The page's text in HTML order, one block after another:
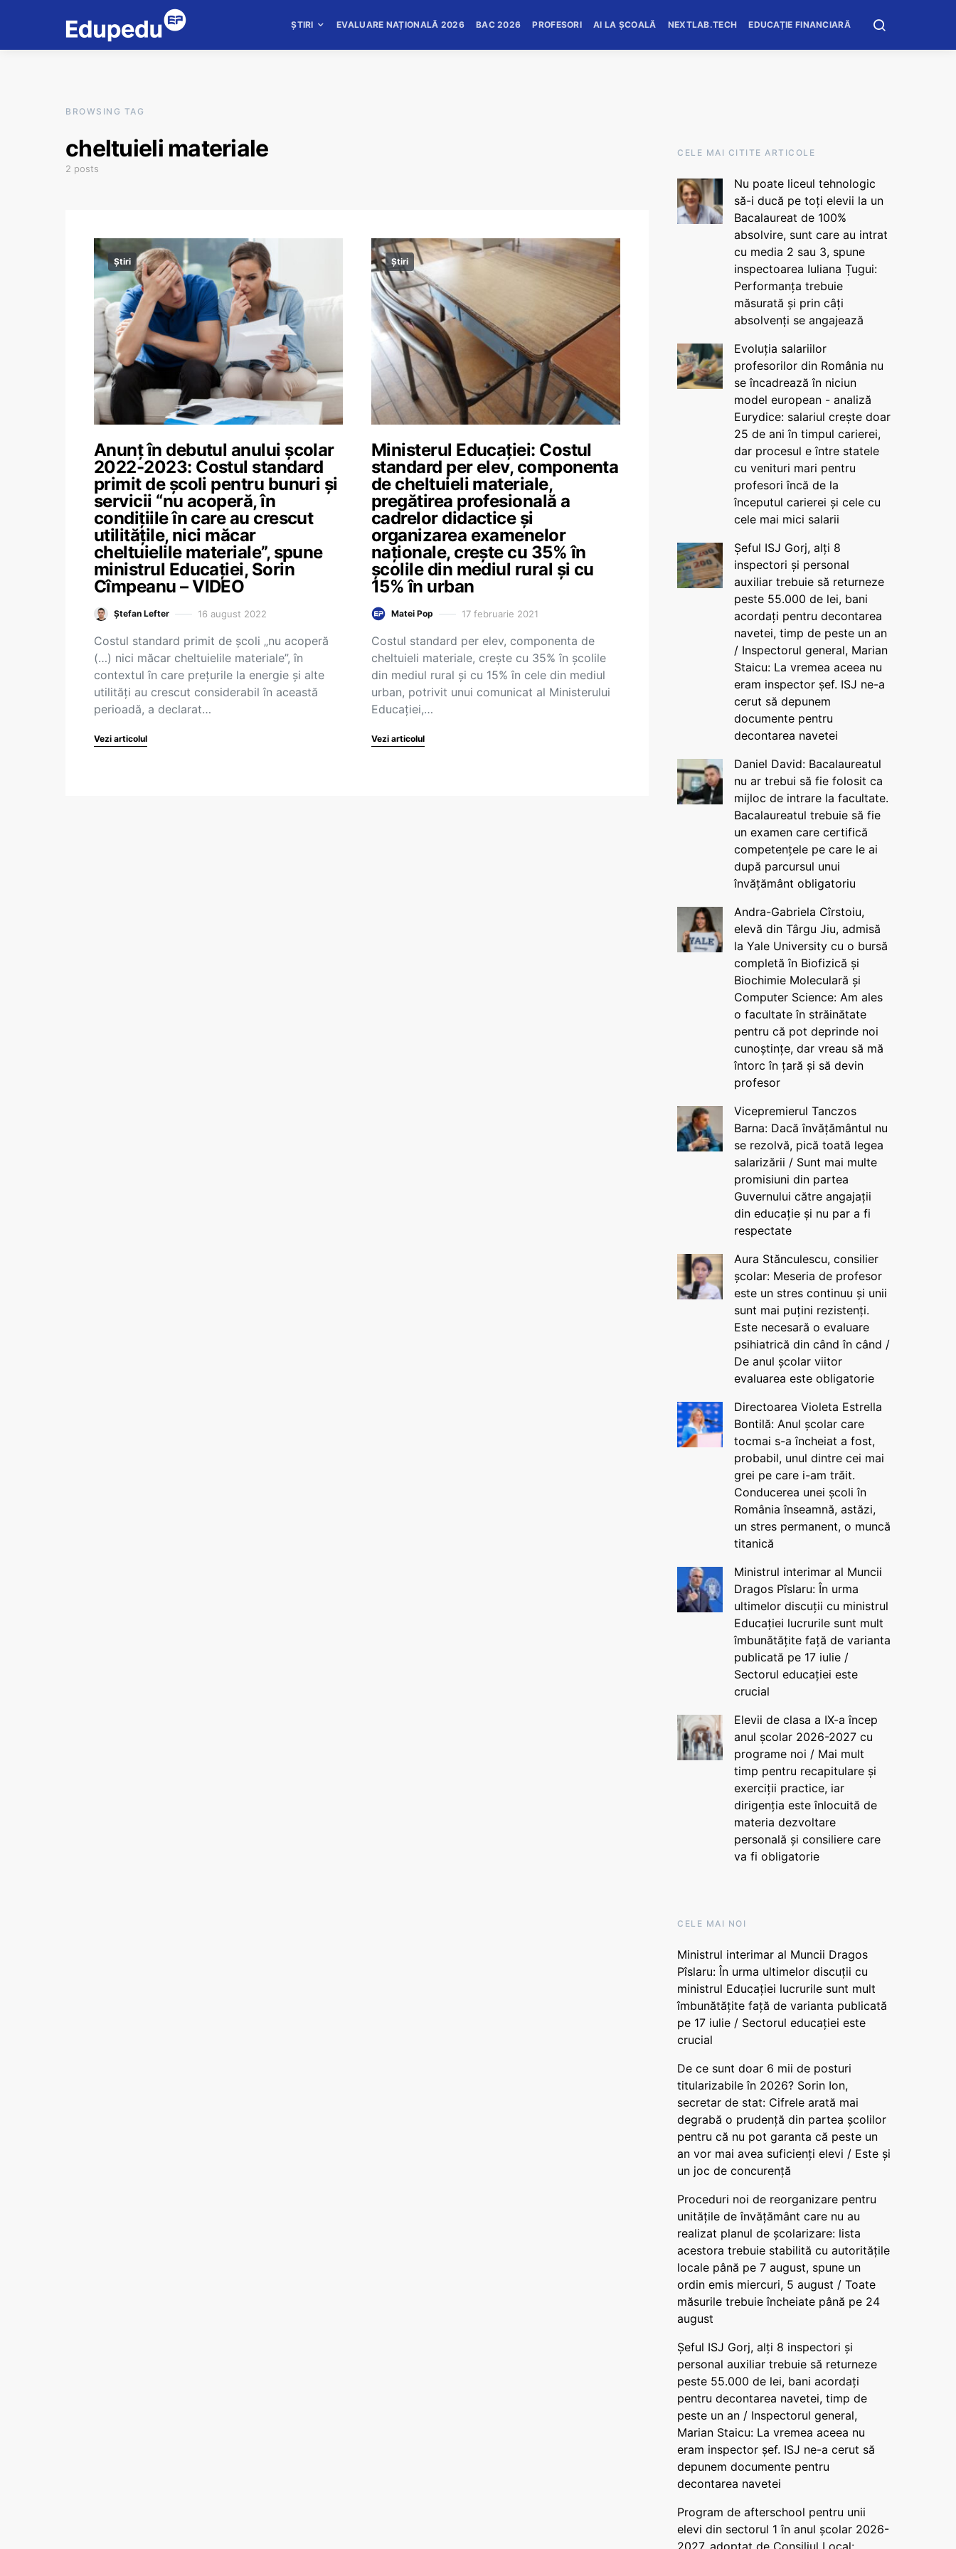
ȘTIRI EVALUARE NAȚIONALĂ 2026 BAC 2026 PROFESORI AI LA ȘCOALĂ NEXTLAB.TECH EDUCAȚIE FINANCIARĂ
BROWSING TAG
cheltuieli materiale
2 posts
Știri
Anunț în debutul anului școlar
2022-2023: Costul standard
primit de școli pentru bunuri și
servicii “nu acoperă, în
condițiile în care au crescut
utilitățile, nici măcar
cheltuielile materiale”, spune
ministrul Educației, Sorin
Cîmpeanu – VIDEO
Ștefan Lefter 16 august 2022
Costul standard primit de școli „nu acoperă
(…) nici măcar cheltuielile materiale”, în
contextul în care prețurile la energie și alte
utilități au crescut considerabil în această
perioadă, a declarat…
Vezi articolul
Știri
Ministerul Educației: Costul
standard per elev, componenta
de cheltuieli materiale,
pregătirea profesională a
cadrelor didactice și
organizarea examenelor
naționale, crește cu 35% în
școlile din mediul rural și cu
15% în urban
Matei Pop 17 februarie 2021
Costul standard per elev, componenta de
cheltuieli materiale, crește cu 35% în școlile
din mediul rural și cu 15% în cele din mediul
urban, potrivit unui comunicat al Ministerului
Educației,…
Vezi articolul
CELE MAI CITITE ARTICOLE
Nu poate liceul tehnologic
să-i ducă pe toți elevii la un
Bacalaureat de 100%
absolvire, sunt care au intrat
cu media 2 sau 3, spune
inspectoarea Iuliana Țugui:
Performanța trebuie
măsurată și prin câți
absolvenți se angajează
Evoluția salariilor
profesorilor din România nu
se încadrează în niciun
model european - analiză
Eurydice: salariul crește doar
25 de ani în timpul carierei,
dar procesul e între statele
cu venituri mari pentru
profesori încă de la
începutul carierei și cele cu
cele mai mici salarii
Șeful ISJ Gorj, alți 8
inspectori și personal
auxiliar trebuie să returneze
peste 55.000 de lei, bani
acordați pentru decontarea
navetei, timp de peste un an
/ Inspectorul general, Marian
Staicu: La vremea aceea nu
eram inspector șef. ISJ ne-a
cerut să depunem
documente pentru
decontarea navetei
Daniel David: Bacalaureatul
nu ar trebui să fie folosit ca
mijloc de intrare la facultate.
Bacalaureatul trebuie să fie
un examen care certifică
competențele pe care le ai
după parcursul unui
învățământ obligatoriu
Andra-Gabriela Cîrstoiu,
elevă din Târgu Jiu, admisă
la Yale University cu o bursă
completă în Biofizică și
Biochimie Moleculară și
Computer Science: Am ales
o facultate în străinătate
pentru că pot deprinde noi
cunoștințe, dar vreau să mă
întorc în țară și să devin
profesor
Vicepremierul Tanczos
Barna: Dacă învățământul nu
se rezolvă, pică toată legea
salarizării / Sunt mai multe
promisiuni din partea
Guvernului către angajații
din educație și nu par a fi
respectate
Aura Stănculescu, consilier
școlar: Meseria de profesor
este un stres continuu și unii
sunt mai puțini rezistenți.
Este necesară o evaluare
psihiatrică din când în când /
De anul școlar viitor
evaluarea este obligatorie
Directoarea Violeta Estrella
Bontilă: Anul școlar care
tocmai s-a încheiat a fost,
probabil, unul dintre cei mai
grei pe care i-am trăit.
Conducerea unei școli în
România înseamnă, astăzi,
un stres permanent, o muncă
titanică
Ministrul interimar al Muncii
Dragos Pîslaru: În urma
ultimelor discuții cu ministrul
Educației lucrurile sunt mult
îmbunătățite față de varianta
publicată pe 17 iulie /
Sectorul educației este
crucial
Elevii de clasa a IX-a încep
anul școlar 2026-2027 cu
programe noi / Mai mult
timp pentru recapitulare și
exerciții practice, iar
dirigenția este înlocuită de
materia dezvoltare
personală și consiliere care
va fi obligatorie
CELE MAI NOI
Ministrul interimar al Muncii Dragos
Pîslaru: În urma ultimelor discuții cu
ministrul Educației lucrurile sunt mult
îmbunătățite față de varianta publicată
pe 17 iulie / Sectorul educației este
crucial
De ce sunt doar 6 mii de posturi
titularizabile în 2026? Sorin Ion,
secretar de stat: Cifrele arată mai
degrabă o prudență din partea școlilor
pentru că nu pot garanta că peste un
an vor mai avea suficienți elevi / Este și
un joc de concurență
Proceduri noi de reorganizare pentru
unitățile de învățământ care nu au
realizat planul de școlarizare: lista
acestora trebuie stabilită cu autoritățile
locale până pe 7 august, spune un
ordin emis miercuri, 5 august / Toate
măsurile trebuie încheiate până pe 24
august
Șeful ISJ Gorj, alți 8 inspectori și
personal auxiliar trebuie să returneze
peste 55.000 de lei, bani acordați
pentru decontarea navetei, timp de
peste un an / Inspectorul general,
Marian Staicu: La vremea aceea nu
eram inspector șef. ISJ ne-a cerut să
depunem documente pentru
decontarea navetei
Program de afterschool pentru unii
elevi din sectorul 1 în anul școlar 2026-
2027, adoptat de Consiliul Local: